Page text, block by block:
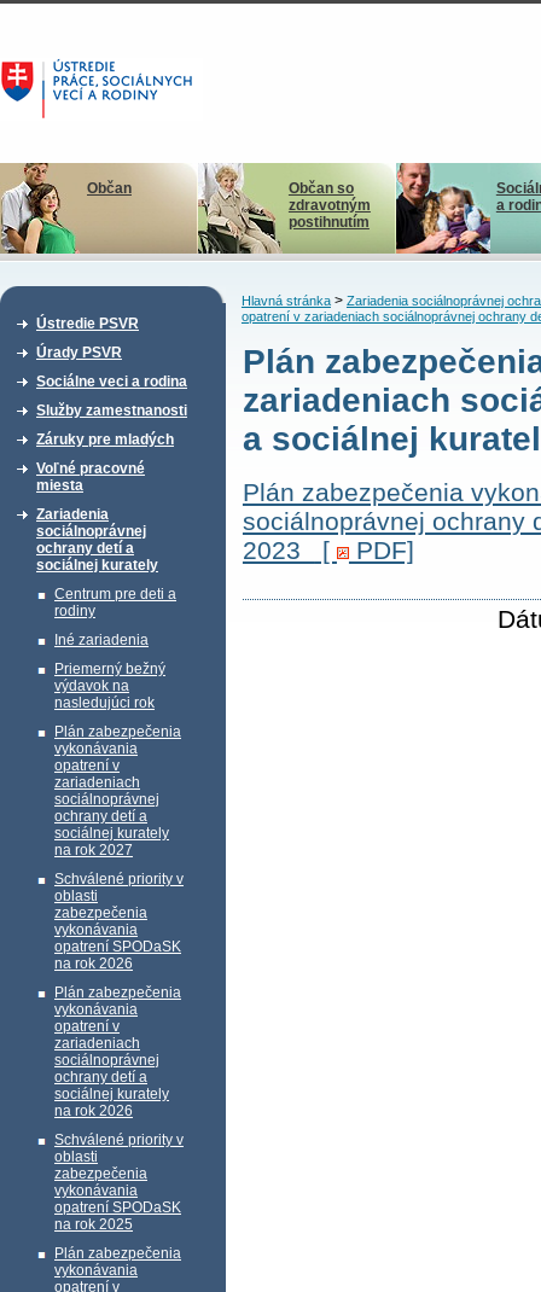
Občan
Občan so
zdravotným
postihnutím
a
Ústredie PSVR
Úrady PSVR
Sociálne veci a rodina
Služby zamestnanosti
Záruky pre mladých
Voľné pracovné
miesta
Zariadenia
sociálnoprávnej
ochrany detí a
sociálnej kurately
Centrum pre deti a
rodiny
Iné zariadenia
Priemerný bežný
výdavok na
nasledujúci rok
Plán zabezpečenia
vykonávania
opatrení v
zariadeniach
sociálnoprávnej
ochrany detí a
sociálnej kurately
na rok 2027
Schválené priority v
oblasti
zabezpečenia
vykonávania
opatrení SPODaSK
na rok 2026
Plán zabezpečenia
vykonávania
opatrení v
zariadeniach
sociálnoprávnej
ochrany detí a
sociálnej kurately
na rok 2026
Schválené priority v
oblasti
zabezpečenia
vykonávania
opatrení SPODaSK
na rok 2025
Plán zabezpečenia
vykonávania
opatrení v
Hlavná stránka> Zariadenia sociálnoprávnej
opatrení v zariadeniach sociálnoprávnej ochrany
Plán
zariadeniach
a sociálnej
Plán zabezpečenia
sociálnoprávnej ochrany
2023
[ PDF]